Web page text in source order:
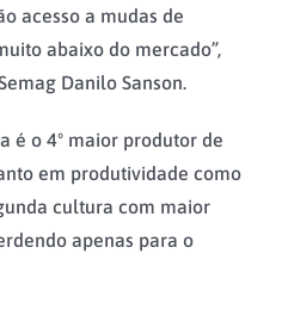
acesso a mudas de
abaixo do mercado”,
Danilo Sanson.
é o 4º maior produtor de
em produtividade como
cultura com maior
apenas para o